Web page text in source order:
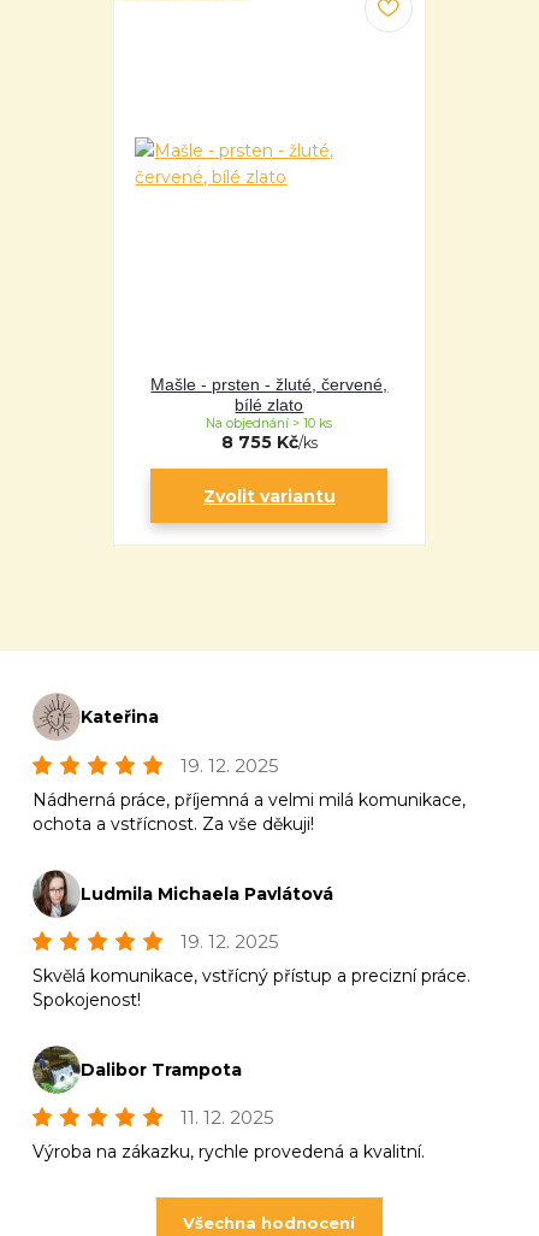
Mašle - prsten - žluté, červené,
bílé zlato
8 755 Kč/ks
Na objednání > 10 ks
Zvolit variantu
Kateřina
19. 12. 2025
Nádherná práce, příjemná a velmi milá komunikace,
ochota a vstřícnost. Za vše děkuji!
Ludmila Michaela Pavlátová
19. 12. 2025
Skvělá komunikace, vstřícný přístup a precizní práce.
Spokojenost!
Dalibor Trampota
11. 12. 2025
Výroba na zákazku, rychle provedená a kvalitní.
Všechna hodnocení